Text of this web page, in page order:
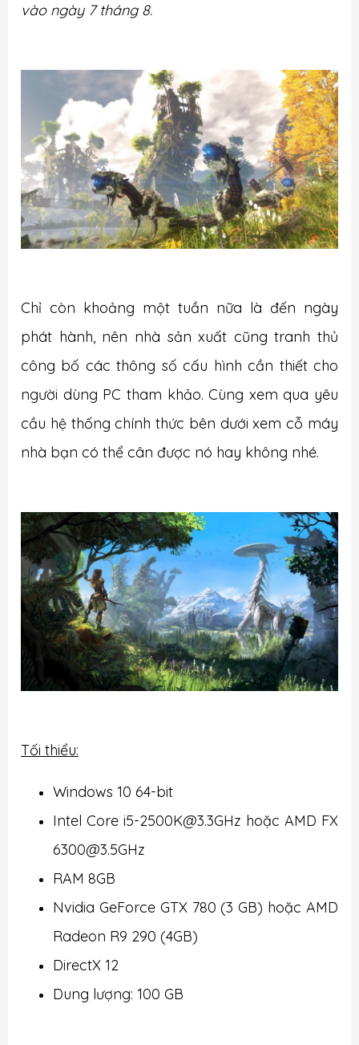
vào ngày 7 tháng 8.
Chỉ còn khoảng một tuần nữa là đến ngày
phát hành, nên nhà sản xuất cũng tranh thủ
công bố các thông số cấu hình cần thiết cho
người dùng PC tham khảo. Cùng xem qua yêu
cầu hệ thống chính thức bên dưới xem cỗ máy
nhà bạn có thể cân được nó hay không nhé.
Tối thiểu:
Windows 10 64-bit
Intel Core i5-2500K@3.3GHz hoặc AMD FX
6300@3.5GHz
RAM 8GB
Nvidia GeForce GTX 780 (3 GB) hoặc AMD
Radeon R9 290 (4GB)
DirectX 12
Dung lượng: 100 GB